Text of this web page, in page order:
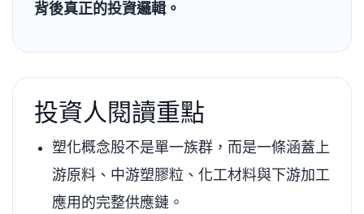
背後真正的投資邏輯。
投資人閱讀重點
塑化概念股不是單一族群，而是一條涵蓋上
游原料、中游塑膠粒、化工材料與下游加工
應用的完整供應鏈。